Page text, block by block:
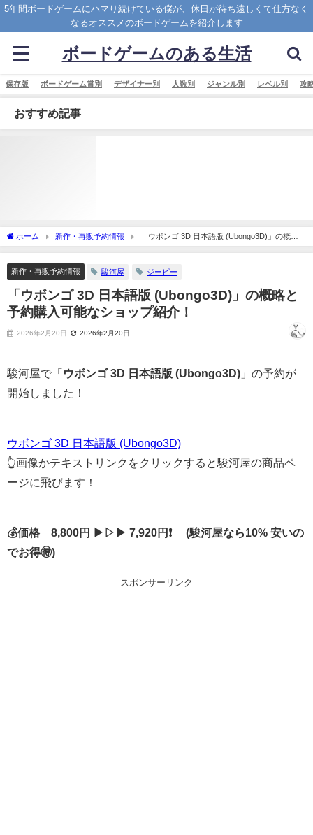
5年間ボードゲームにハマり続けている僕が、休日が待ち遠しくて仕方なく
なるオススメのボードゲームを紹介します
ボードゲームのある生活
保存版 ボードゲーム賞別 デザイナー別 人数別 ジャンル別 レベル別 攻
おすすめ記事
ホーム 新作・再販予約情報
「ウボンゴ 3D 日本語版 (Ubongo3D)」の概略
と予約購入可能なショップ紹介！
新作・再販予約情報 駿河屋 ジーピー
「ウボンゴ 3D 日本語版 (Ubongo3D)」の概略と
予約購入可能なショップ紹介！
2026年2月20日 2026年2月20日
駿河屋で「 ウボンゴ 3D 日本語版 (Ubongo3D) 」の予約が
開始しました！
ウボンゴ 3D 日本語版 (Ubongo3D)
👆画像かテキストリンクをクリックすると駿河屋の商品ペ
ージに飛びます！
💰価格 8,800円 ▶▷▶ 7,920円❗ (駿河屋なら10% 安いの
でお得🉐)
スポンサーリンク